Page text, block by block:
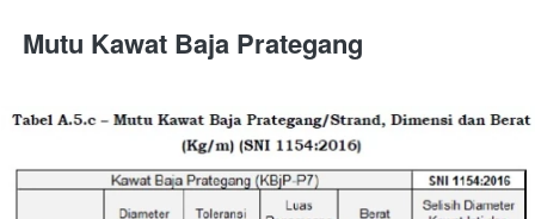
Mutu Kawat Baja Prategang